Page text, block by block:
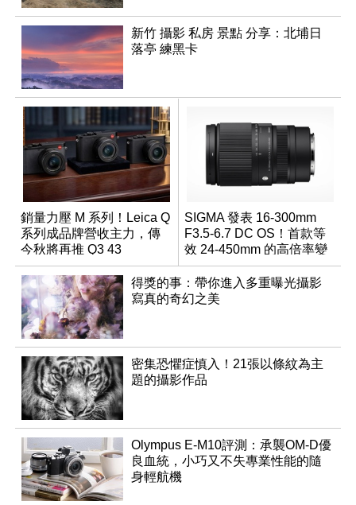
新竹 攝影 私房 景點 分享：北埔日
落亭 練黑卡
銷量力壓 M 系列！Leica Q
系列成品牌營收主力，傳
今秋將再推 Q3 43
Monochrom
SIGMA 發表 16-300mm
F3.5-6.7 DC OS！首款等
效 24-450mm 的高倍率變
焦旅遊鏡頭
得獎的事：帶你進入多重曝光攝影
寫真的奇幻之美
密集恐懼症慎入！21張以條紋為主
題的攝影作品
Olympus E-M10評測：承襲OM-D優
良血統，小巧又不失專業性能的隨
身輕航機